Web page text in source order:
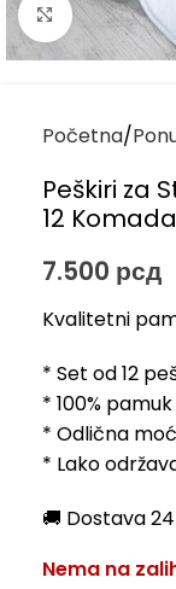
Kliknite za
Početna
Peškiri za
12 Komada
7.500 рсд
Kvalitetni
* Set od 12
* 100% pamuk
* Odlična
* Lako
🚚 Dostava
Nema na